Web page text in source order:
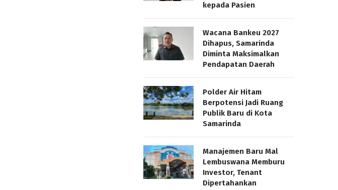
kepada Pasien
Wacana Bankeu 2027
Dihapus, Samarinda
Diminta Maksimalkan
Pendapatan Daerah
Polder Air Hitam
Berpotensi Jadi Ruang
Publik Baru di Kota
Samarinda
Manajemen Baru Mal
Lembuswana Memburu
Investor, Tenant
Dipertahankan